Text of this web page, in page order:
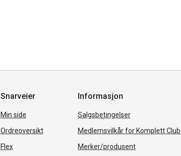
Snarveier
Min side
Ordreoversikt
Flex
Informasjon
Salgsbetingelser
Medlemsvilkår for Komplett Club
Merker/produsent